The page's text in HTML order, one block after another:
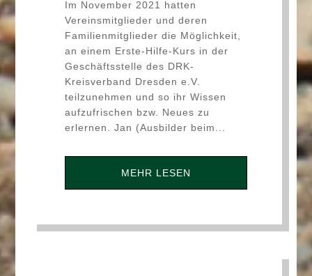
Im November 2021 hatten
Vereinsmitglieder und deren
Familienmitglieder die Möglichkeit,
an einem Erste-Hilfe-Kurs in der
Geschäftsstelle des DRK-
Kreisverband Dresden e.V.
teilzunehmen und so ihr Wissen
aufzufrischen bzw. Neues zu
erlernen. Jan (Ausbilder beim...
MEHR LESEN